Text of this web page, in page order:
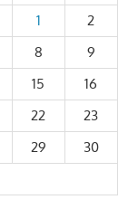
1
2
8
9
15
16
22
23
29
30